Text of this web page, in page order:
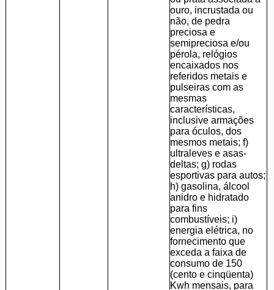
ouro, incrustada ou
não, de pedra
preciosa e
semipreciosa e/ou
pérola, relógios
encaixados nos
referidos metais e
pulseiras com as
mesmas
características,
inclusive armações
para óculos, dos
mesmos metais; f)
ultraleves e asas-
deltas; g) rodas
esportivas para autos;
h) gasolina, álcool
anidro e hidratado
para fins
combustíveis; i)
energia elétrica, no
fornecimento que
exceda a faixa de
consumo de 150
(cento e cinqüenta)
Kwh mensais, para